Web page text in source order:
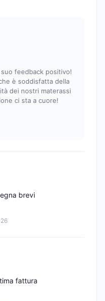
feedback positivo!
è soddisfatta della
dei nostri materassi
ci sta a cuore!
brevi
fattura